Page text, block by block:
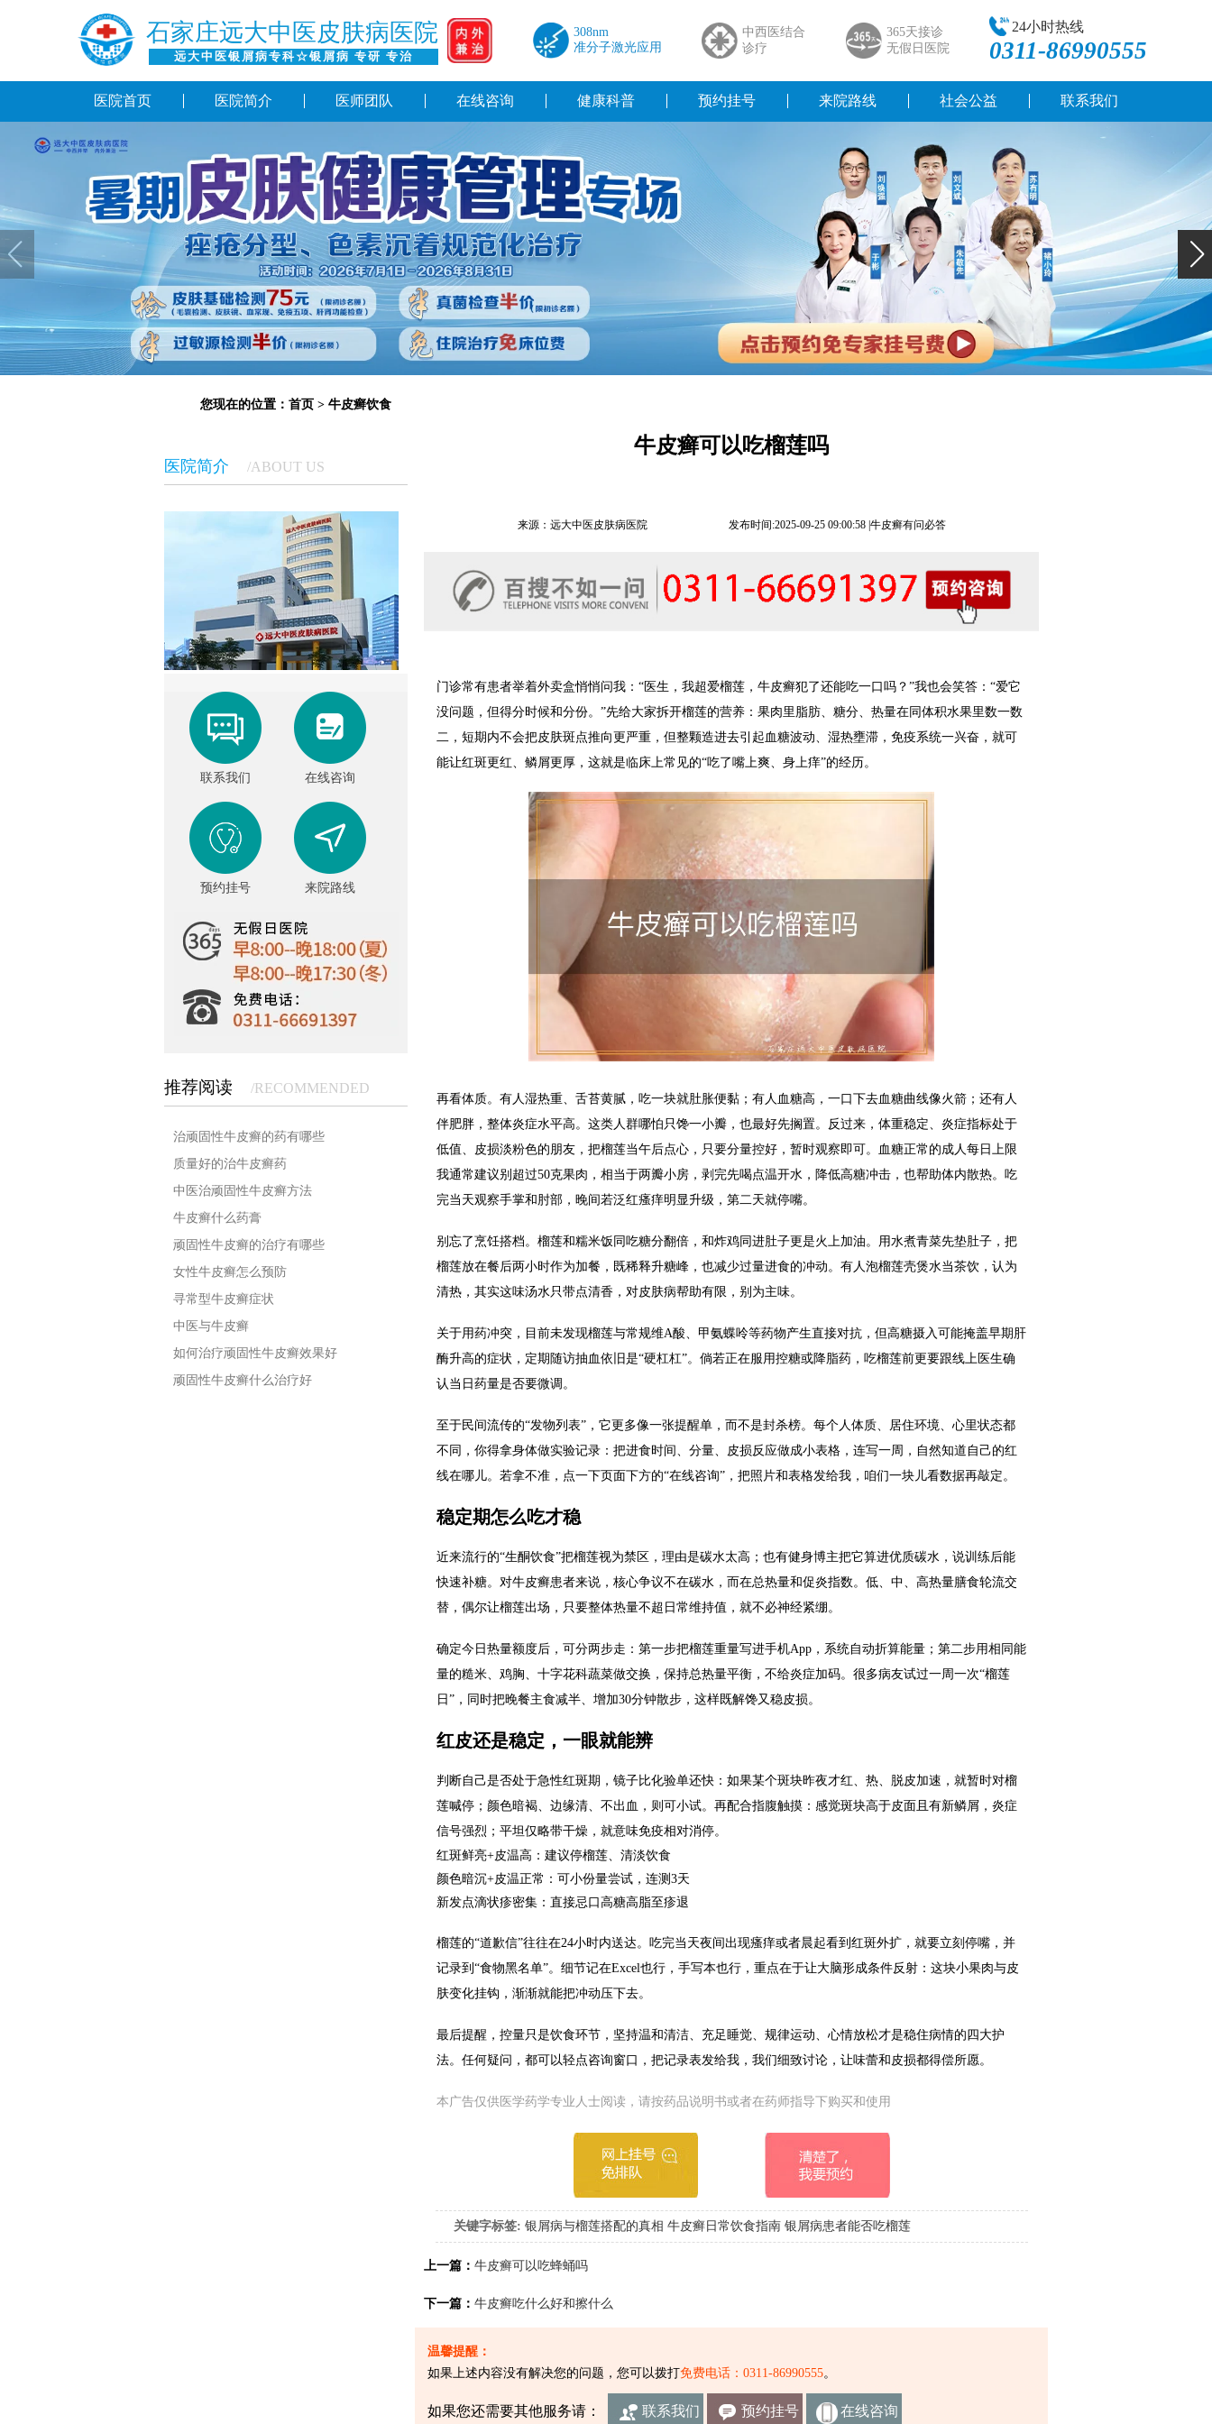
石家庄远大中医皮肤病医院
远大中医银屑病专科☆银屑病 专研 专治
308nm
准分子激光应用
中西医结合
诊疗
365天接诊
无假日医院
24小时热线
0311-86990555
医院首页 医院简介 医师团队 在线咨询 健康科普 预约挂号 来院路线 社会公益 联系我们
您现在的位置： 首页 > 牛皮癣饮食
牛皮癣可以吃榴莲吗
来源：远大中医皮肤病医院 发布时间:2025-09-25 09:00:58 | 牛皮癣有问必答
门诊常有患者举着外卖盒悄悄问我：“医生，我超爱榴莲，牛皮癣犯了还能吃一口吗？”我也会笑答：“爱它
没问题，但得分时候和分份。”先给大家拆开榴莲的营养：果肉里脂肪、糖分、热量在同体积水果里数一数
二，短期内不会把皮肤斑点推向更严重，但整颗造进去引起血糖波动、湿热壅滞，免疫系统一兴奋，就可
能让红斑更红、鳞屑更厚，这就是临床上常见的“吃了嘴上爽、身上痒”的经历。
再看体质。有人湿热重、舌苔黄腻，吃一块就肚胀便黏；有人血糖高，一口下去血糖曲线像火箭；还有人
伴肥胖，整体炎症水平高。这类人群哪怕只馋一小瓣，也最好先搁置。反过来，体重稳定、炎症指标处于
低值、皮损淡粉色的朋友，把榴莲当午后点心，只要分量控好，暂时观察即可。血糖正常的成人每日上限
我通常建议别超过50克果肉，相当于两瓣小房，剥完先喝点温开水，降低高糖冲击，也帮助体内散热。吃
完当天观察手掌和肘部，晚间若泛红瘙痒明显升级，第二天就停嘴。
别忘了烹饪搭档。榴莲和糯米饭同吃糖分翻倍，和炸鸡同进肚子更是火上加油。用水煮青菜先垫肚子，把
榴莲放在餐后两小时作为加餐，既稀释升糖峰，也减少过量进食的冲动。有人泡榴莲壳煲水当茶饮，认为
清热，其实这味汤水只带点清香，对皮肤病帮助有限，别为主味。
关于用药冲突，目前未发现榴莲与常规维A酸、甲氨蝶呤等药物产生直接对抗，但高糖摄入可能掩盖早期肝
酶升高的症状，定期随访抽血依旧是“硬杠杠”。倘若正在服用控糖或降脂药，吃榴莲前更要跟线上医生确
认当日药量是否要微调。
至于民间流传的“发物列表”，它更多像一张提醒单，而不是封杀榜。每个人体质、居住环境、心里状态都
不同，你得拿身体做实验记录：把进食时间、分量、皮损反应做成小表格，连写一周，自然知道自己的红
线在哪儿。若拿不准，点一下页面下方的“在线咨询”，把照片和表格发给我，咱们一块儿看数据再敲定。
稳定期怎么吃才稳
近来流行的“生酮饮食”把榴莲视为禁区，理由是碳水太高；也有健身博主把它算进优质碳水，说训练后能
快速补糖。对牛皮癣患者来说，核心争议不在碳水，而在总热量和促炎指数。低、中、高热量膳食轮流交
替，偶尔让榴莲出场，只要整体热量不超日常维持值，就不必神经紧绷。
确定今日热量额度后，可分两步走：第一步把榴莲重量写进手机App，系统自动折算能量；第二步用相同能
量的糙米、鸡胸、十字花科蔬菜做交换，保持总热量平衡，不给炎症加码。很多病友试过一周一次“榴莲
日”，同时把晚餐主食减半、增加30分钟散步，这样既解馋又稳皮损。
红皮还是稳定，一眼就能辨
判断自己是否处于急性红斑期，镜子比化验单还快：如果某个斑块昨夜才红、热、脱皮加速，就暂时对榴
莲喊停；颜色暗褐、边缘清、不出血，则可小试。再配合指腹触摸：感觉斑块高于皮面且有新鳞屑，炎症
信号强烈；平坦仅略带干燥，就意味免疫相对消停。
红斑鲜亮+皮温高：建议停榴莲、清淡饮食
颜色暗沉+皮温正常：可小份量尝试，连测3天
新发点滴状疹密集：直接忌口高糖高脂至疹退
榴莲的“道歉信”往往在24小时内送达。吃完当天夜间出现瘙痒或者晨起看到红斑外扩，就要立刻停嘴，并
记录到“食物黑名单”。细节记在Excel也行，手写本也行，重点在于让大脑形成条件反射：这块小果肉与皮
肤变化挂钩，渐渐就能把冲动压下去。
最后提醒，控量只是饮食环节，坚持温和清洁、充足睡觉、规律运动、心情放松才是稳住病情的四大护
法。任何疑问，都可以轻点咨询窗口，把记录表发给我，我们细致讨论，让味蕾和皮损都得偿所愿。
本广告仅供医学药学专业人士阅读，请按药品说明书或者在药师指导下购买和使用
关键字标签: 银屑病与榴莲搭配的真相 牛皮癣日常饮食指南 银屑病患者能否吃榴莲
上一篇： 牛皮癣可以吃蜂蛹吗
下一篇： 牛皮癣吃什么好和擦什么
温馨提醒：
如果上述内容没有解决您的问题，您可以拨打免费电话：0311-86990555。
如果您还需要其他服务请： 联系我们 预约挂号 在线咨询
医院简介 /ABOUT US
联系我们 在线咨询
预约挂号 来院路线
推荐阅读 /RECOMMENDED
治顽固性牛皮癣的药有哪些
质量好的治牛皮癣药
中医治顽固性牛皮癣方法
牛皮癣什么药膏
顽固性牛皮癣的治疗有哪些
女性牛皮癣怎么预防
寻常型牛皮癣症状
中医与牛皮癣
如何治疗顽固性牛皮癣效果好
顽固性牛皮癣什么治疗好